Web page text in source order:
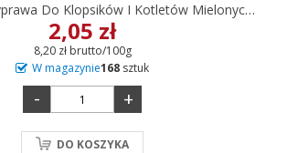
AIR FRYER Przyprawa Do Klopsików I Kotletów Mielonych Prymat 25 G
2,05 zł
8,20 zł brutto/100g
W magazynie168 sztuk
- +
DO KOSZYKA